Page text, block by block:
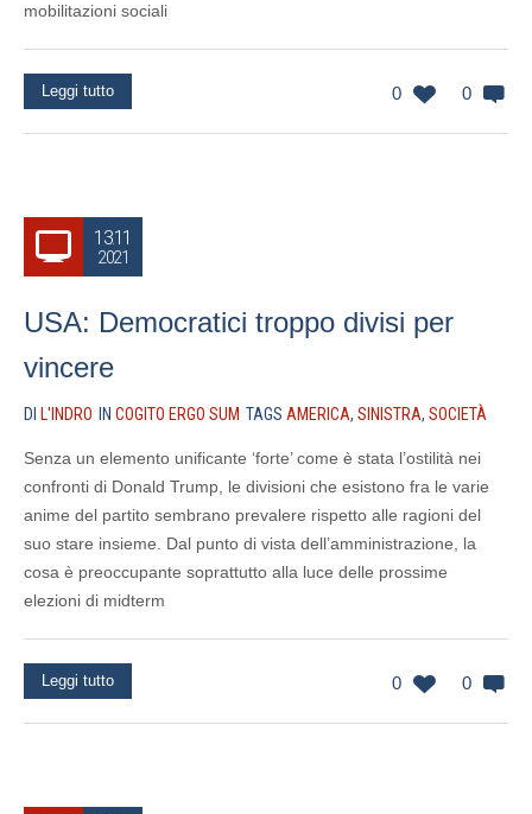
mobilitazioni sociali
0 0
Leggi tutto
13.11
2021
USA: Democratici troppo divisi per
vincere
DI L'INDRO IN COGITO ERGO SUM TAGS AMERICA, SINISTRA, SOCIETÀ
Senza un elemento unificante ‘forte’ come è stata l’ostilità nei
confronti di Donald Trump, le divisioni che esistono fra le varie
anime del partito sembrano prevalere rispetto alle ragioni del
suo stare insieme. Dal punto di vista dell’amministrazione, la
cosa è preoccupante soprattutto alla luce delle prossime
elezioni di midterm
0 0
Leggi tutto